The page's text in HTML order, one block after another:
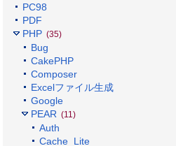
PC98
PDF
PHP (35)
Bug
CakePHP
Composer
Excelファイル生成
Google
PEAR (11)
Auth
Cache_Lite